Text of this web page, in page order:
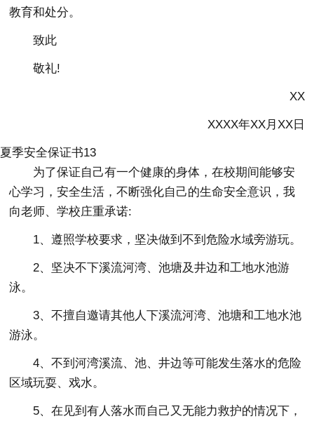
教育和处分。
致此
敬礼!
XX
XXXX年XX月XX日
夏季安全保证书13
为了保证自己有一个健康的身体，在校期间能够安
心学习，安全生活，不断强化自己的生命安全意识，我
向老师、学校庄重承诺:
1、遵照学校要求，坚决做到不到危险水域旁游玩。
2、坚决不下溪流河湾、池塘及井边和工地水池游
泳。
3、不擅自邀请其他人下溪流河湾、池塘和工地水池
游泳。
4、不到河湾溪流、池、井边等可能发生落水的危险
区域玩耍、戏水。
5、在见到有人落水而自己又无能力救护的情况下，